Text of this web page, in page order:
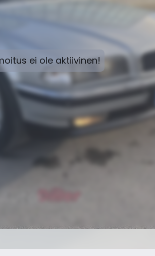
ei ole aktiivinen!